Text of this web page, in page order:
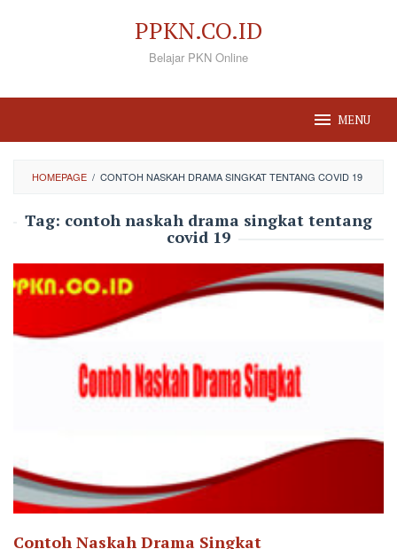
PPKN.CO.ID
Belajar PKN Online
MENU
HOMEPAGE / CONTOH NASKAH DRAMA SINGKAT TENTANG COVID 19
Tag: contoh naskah drama singkat tentang
covid 19
Contoh Naskah Drama Singkat